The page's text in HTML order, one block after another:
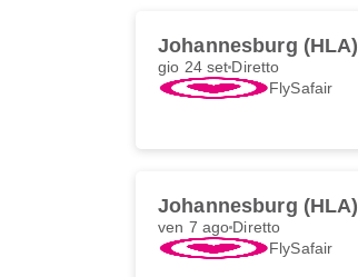
Johannesburg (HLA)
gio 24 set Diretto
FlySafair
Johannesburg (HLA)
ven 7 ago Diretto
FlySafair